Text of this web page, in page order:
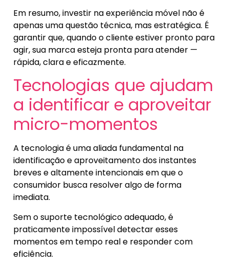
Em resumo, investir na experiência móvel não é
apenas uma questão técnica, mas estratégica. É
garantir que, quando o cliente estiver pronto para
agir, sua marca esteja pronta para atender —
rápida, clara e eficazmente.
Tecnologias que ajudam
a identificar e aproveitar
micro-momentos
A tecnologia é uma aliada fundamental na
identificação e aproveitamento dos instantes
breves e altamente intencionais em que o
consumidor busca resolver algo de forma
imediata.
Sem o suporte tecnológico adequado, é
praticamente impossível detectar esses
momentos em tempo real e responder com
eficiência.